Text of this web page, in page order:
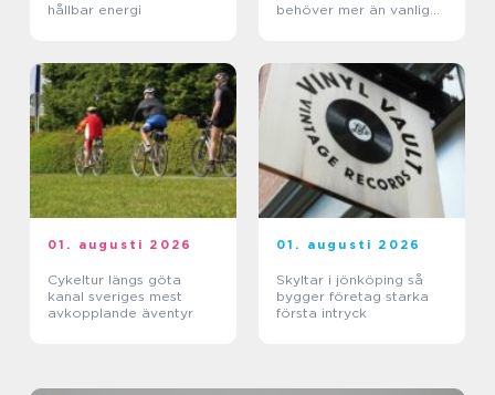
hållbar energi
behöver mer än vanlig
01. augusti 2026
Cykeltur längs göta
kanal sveriges mest
avkopplande äventyr
01. augusti 2026
Skyltar i jönköping så
bygger företag starka
första intryck